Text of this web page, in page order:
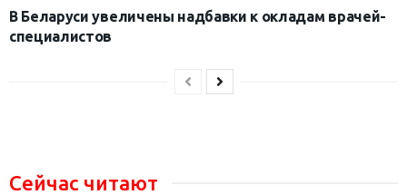
В Беларуси увеличены надбавки к окладам врачей-
специалистов
Сейчас читают